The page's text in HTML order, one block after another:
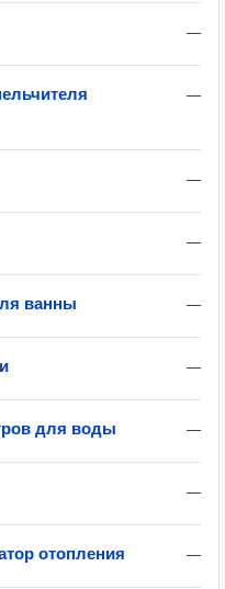
—
—
—
—
—
ванны
—
—
для воды
—
—
отопления